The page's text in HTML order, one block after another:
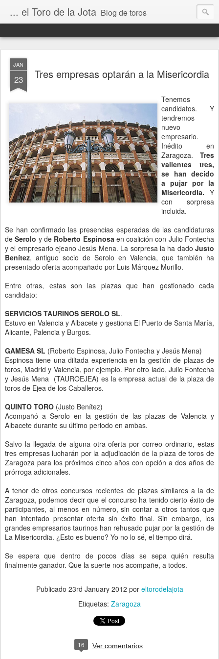
... el Toro de la Jota Blog de toros
JAN
23 Tres empresas optarán a la Misericordia
Tenemos
candidatos. Y
tendremos
nuevo
empresario.
Inédito en
Zaragoza. Tres
valientes tres,
se han decido
a pujar por la
Misericordia. Y
con sorpresa
incluida.
Se han confirmado las presencias esperadas de las candidaturas
deSerolo y de Roberto Espinosaen coalición con Julio Fontecha
y el empresario ejeano Jesús Mena. La sorpresa la ha dado Justo
Benítez, antiguo socio de Serolo en Valencia, que también ha
presentado oferta acompañado por Luis Márquez Murillo.
Entre otras, estas son las plazas que han gestionado cada
candidato:
SERVICIOS TAURINOS SEROLO SL.
Estuvo en Valencia y Albacete y gestiona El Puerto de Santa María,
Alicante, Palencia y Burgos.
GAMESA SL (Roberto Espinosa, Julio Fontecha y Jesús Mena)
Espinosa tiene una diltada experiencia en la gestión de plazas de
toros, Madrid y Valencia, por ejemplo. Por otro lado, Julio Fontecha
y Jesús Mena (TAUROEJEA) es la empresa actual de la plaza de
toros de Ejea de los Caballeros.
QUINTO TORO (Justo Benítez)
Acompañó a Serolo en la gestión de las plazas de Valencia y
Albacete durante su último periodo en ambas.
Salvo la llegada de alguna otra oferta por correo ordinario, estas
tres empresas lucharán por la adjudicación de la plaza de toros de
Zaragoza para los próximos cinco años con opción a dos años de
prórroga adicionales.
A tenor de otros concursos recientes de plazas similares a la de
Zaragoza, podemos decir que el concurso ha tenido cierto éxito de
participantes, al menos en número, sin contar a otros tantos que
han intentado presentar oferta sin éxito final. Sin embargo, los
grandes empresarios taurinos han rehusado pujar por la gestión de
La Misericordia. ¿Esto es bueno? Yo no lo sé, el tiempo dirá.
Se espera que dentro de pocos días se sepa quién resulta
finalmente ganador. Que la suerte nos acompañe, a todos.
Publicado 23rd January 2012 por eltorodelajota
Etiquetas: Zaragoza
16 Ver comentarios